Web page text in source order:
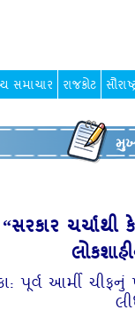
સમાચાર રાજકોટ
“સરકાર
પૂર્વ આર્મી